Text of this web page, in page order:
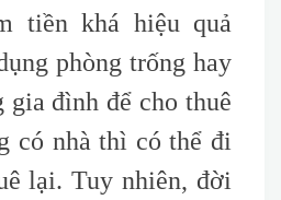
tiền khá hiệu quả
phòng trống hay
gia đình để cho thuê
có nhà thì có thể đi
lại. Tuy nhiên, đời